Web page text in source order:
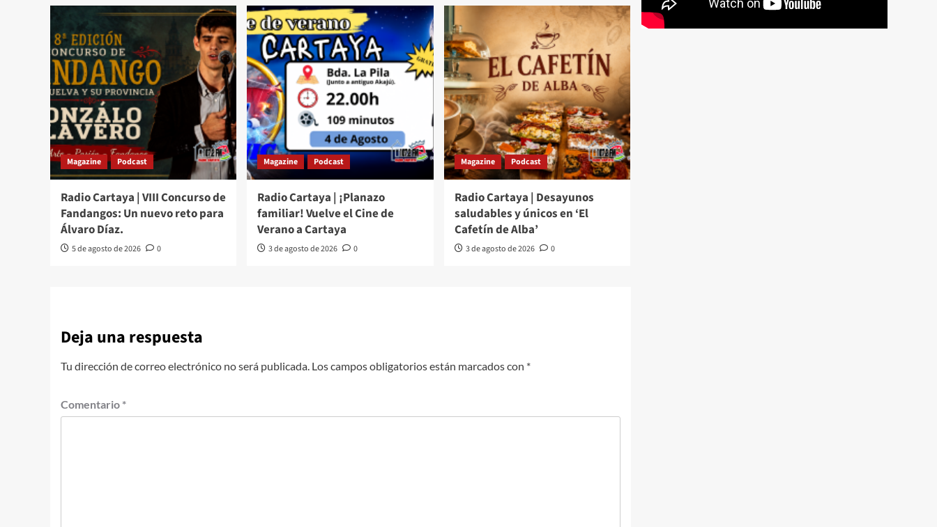
Magazine Podcast
Radio Cartaya | VIII Concurso de
Fandangos: Un nuevo reto para
Álvaro Díaz.
5 de agosto de 2026 0
Magazine Podcast
Radio Cartaya | ¡Planazo
familiar! Vuelve el Cine de
Verano a Cartaya
3 de agosto de 2026 0
Magazine Podcast
Radio Cartaya | Desayunos
saludables y únicos en ‘El
Cafetín de Alba’
3 de agosto de 2026 0
Deja una respuesta
Tu dirección de correo electrónico no será publicada. Los campos obligatorios están marcados con *
Comentario *